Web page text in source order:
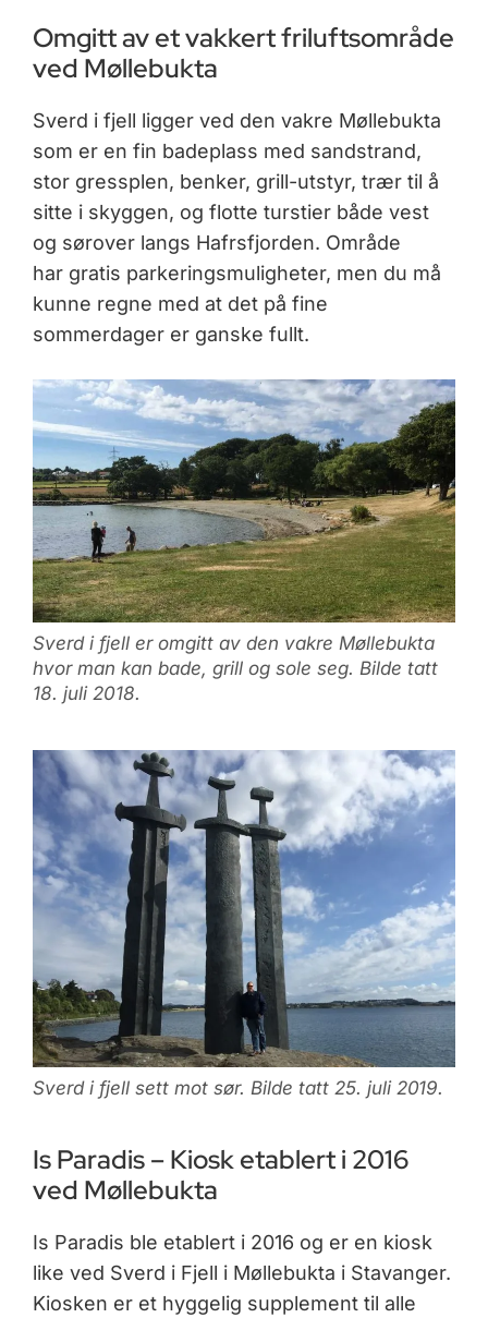
Omgitt av et vakkert friluftsområde
ved Møllebukta
Sverd i fjell ligger ved den vakre Møllebukta
som er en fin badeplass med sandstrand,
stor gressplen, benker, grill-utstyr, trær til å
sitte i skyggen, og flotte turstier både vest
og sørover langs Hafrsfjorden. Område
har gratis parkeringsmuligheter, men du må
kunne regne med at det på fine
sommerdager er ganske fullt.
Sverd i fjell er omgitt av den vakre Møllebukta
hvor man kan bade, grill og sole seg. Bilde tatt
18. juli 2018.
Sverd i fjell sett mot sør. Bilde tatt 25. juli 2019.
Is Paradis – Kiosk etablert i 2016
ved Møllebukta
Is Paradis ble etablert i 2016 og er en kiosk
like ved Sverd i Fjell i Møllebukta i Stavanger.
Kiosken er et hyggelig supplement til alle